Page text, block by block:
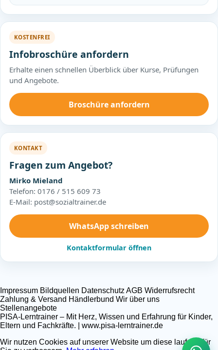
KOSTENFREI
Infobroschüre anfordern
Erhalte einen schnellen Überblick über Kurse, Prüfungen
und Angebote.
Broschüre anfordern
KONTAKT
Fragen zum Angebot?
Mirko Mieland
Telefon: 0176 / 515 609 73
E-Mail: post@sozialtrainer.de
WhatsApp schreiben
Kontaktformular öffnen
Impressum Bildquellen Datenschutz AGB Widerrufsrecht
Zahlung & Versand Händlerbund Wir über uns
Stellenangebote
PISA-Lerntrainer – Mit Herz, Wissen und Erfahrung für Kinder,
Eltern und Fachkräfte. | www.pisa-lerntrainer.de
Wir nutzen Cookies auf unserer Website um diese laufend für